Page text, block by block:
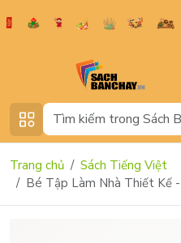
Trang chủ
Sách Tiếng Việt
Bé Tập Làm Nhà Thiết Kế